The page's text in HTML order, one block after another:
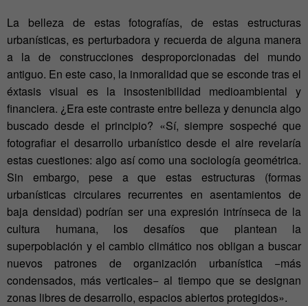
La belleza de estas fotografías, de estas estructuras
urbanísticas, es perturbadora y recuerda de alguna manera
a la de construcciones desproporcionadas del mundo
antiguo. En este caso, la inmoralidad que se esconde tras el
éxtasis visual es la insostenibilidad medioambiental y
financiera. ¿Era este contraste entre belleza y denuncia algo
buscado desde el principio? «Sí, siempre sospeché que
fotografiar el desarrollo urbanístico desde el aire revelaría
estas cuestiones: algo así como una sociología geométrica.
Sin embargo, pese a que estas estructuras (formas
urbanísticas circulares recurrentes en asentamientos de
baja densidad) podrían ser una expresión intrínseca de la
cultura humana, los desafíos que plantean la
superpoblación y el cambio climático nos obligan a buscar
nuevos patrones de organización urbanística −más
condensados, más verticales− al tiempo que se designan
zonas libres de desarrollo, espacios abiertos protegidos».